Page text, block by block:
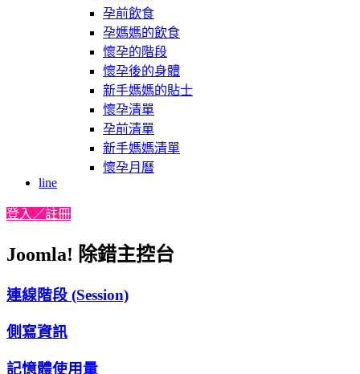
孕前飲食
孕媽媽的飲食
懷孕的階段
懷孕後的身體
新手媽媽的貼士
懷孕清單
孕前清單
新手媽媽清單
懷孕月曆
line
登入／註冊
Joomla! 除錯主控台
連線階段 (Session)
側寫資訊
記憶體使用量